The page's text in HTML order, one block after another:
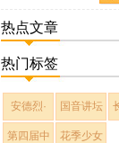
热点文章
热门标签
安德烈· 国音讲坛
第四届中 花季少女